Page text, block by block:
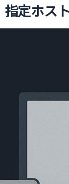
指定ホス